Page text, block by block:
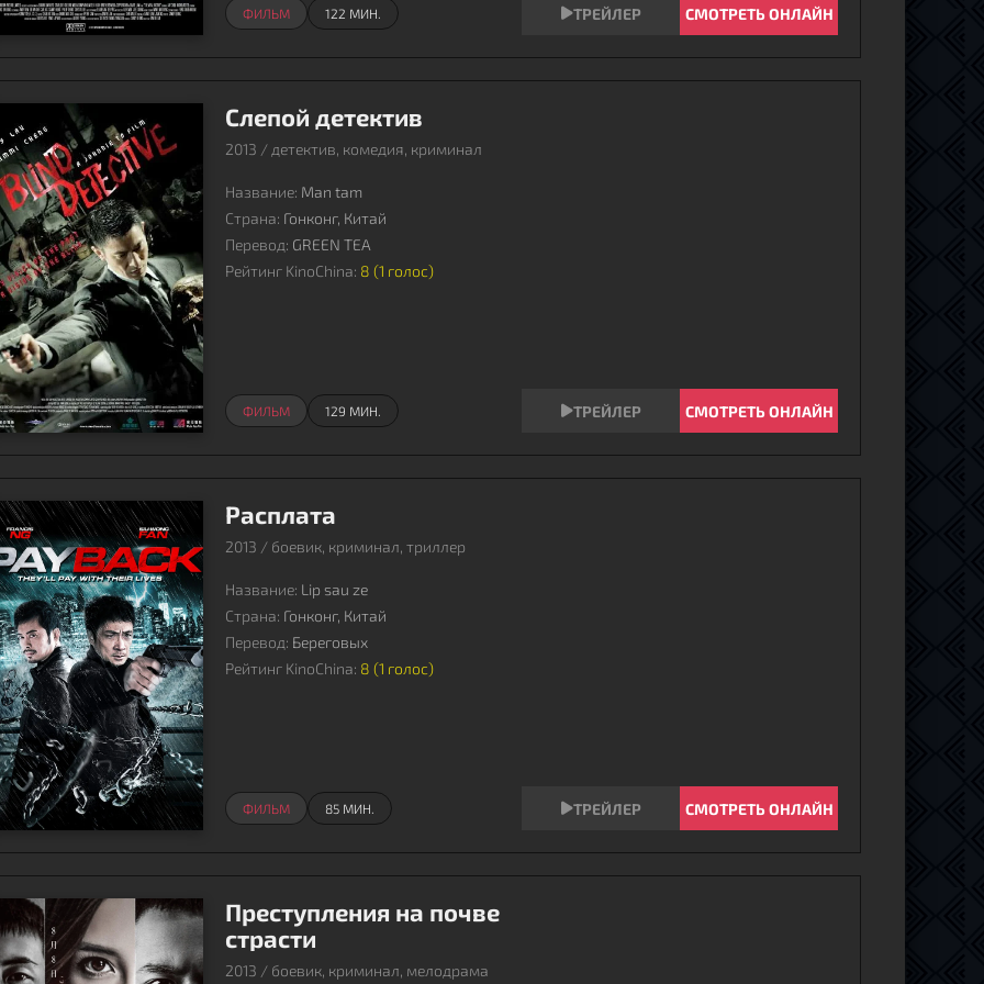
ФИЛЬМ 122 МИН. СМОТРЕТЬ ОНЛАЙН
Слепой детектив
2013 / детектив, комедия, криминал
ФИЛЬМ 129 МИН.
Название: Man tam
Страна: Гонконг, Китай
Перевод: GREEN TEA
Рейтинг KinoChina: 8 (1 голос)
СМОТРЕТЬ ОНЛАЙН
Расплата
2013 / боевик, криминал, триллер
ФИЛЬМ 85 МИН.
Название: Lip sau ze
Страна: Гонконг, Китай
Перевод: Береговых
Рейтинг KinoChina: 8 (1 голос)
СМОТРЕТЬ ОНЛАЙН
Преступления на почве
страсти
2013 / боевик, криминал, мелодрама